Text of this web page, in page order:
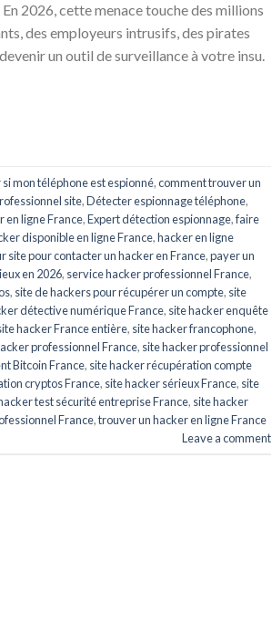
En 2026, cette menace touche des millions
des employeurs intrusifs, des pirates
un outil de surveillance à votre insu.
mon téléphone est espionné,comment trouver un
site,Détecter espionnage téléphone,
en ligne France,Expert détection espionnage,faire
disponible en ligne France,hacker en ligne
site pour contacter un hacker en France,payer un
en 2026, service hacker professionnel France,
, site de hackers pour récupérer un compte, site
détective numérique France, site hacker enquête
hacker France entière, site hacker francophone,
professionnel France, site hacker professionnel
Bitcoin France, site hacker récupération compte
cryptos France, site hacker sérieux France, site
test sécurité entreprise France, site hacker
France,trouver un hacker en ligne France
Leave a comment